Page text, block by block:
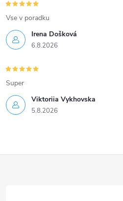
Irena Došková
6.8.2026
Vse v poradku
Viktoriia Vykhovska
5.8.2026
Super